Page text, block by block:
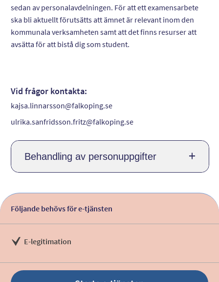
sedan av personalavdelningen. För att ett examensarbete
ska bli aktuellt förutsätts att ämnet är relevant inom den
kommunala verksamheten samt att det finns resurser att
avsätta för att bistå dig som student.
Vid frågor kontakta:
kajsa.linnarsson@falkoping.se
ulrika.sanfridsson.fritz@falkoping.se
Behandling av personuppgifter
Följande behövs för e-tjänsten
E-legitimation